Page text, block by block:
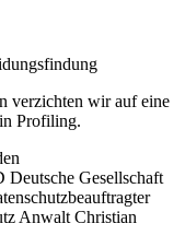
verzichten wir auf eine
Profiling.
Deutsche Gesellschaft
Anwalt Christian